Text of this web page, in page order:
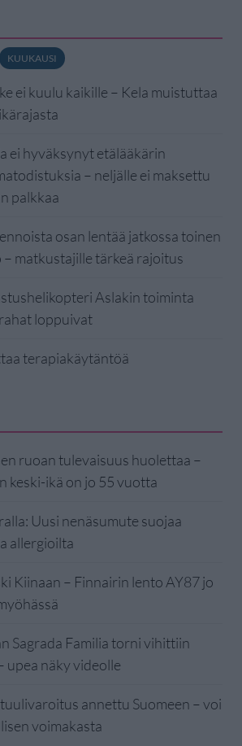
KUUKAUSI
ei kuulu kaikille – Kela muistuttaa
ei hyväksynyt etälääkärin
– neljälle ei maksettu
palkkaa
osan lentää jatkossa toinen
matkustajille tärkeä rajoitus
Aslakin toiminta
loppuivat
terapiakäytäntöä
ruoan tulevaisuus huolettaa –
keski-ikä on jo 55 vuotta
Uusi nenäsumute suojaa
allergioilta
Kiinaan – Finnairin lento AY87 jo
Sagrada Familia torni vihittiin
upea näky videolle
annettu Suomeen – voi
voimakasta